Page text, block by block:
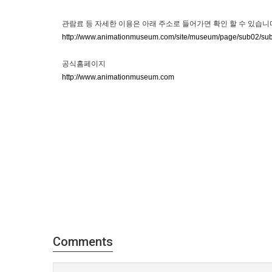
관람료 등 자세한 이용은 아래 주소로 들어가면 확인 할 수 있습니
http://www.animationmuseum.com/site/museum/page/sub02/
공식홈페이지
http://www.animationmuseum.com
Comments